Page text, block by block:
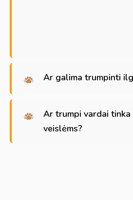
Ar galima trumpinti
Ar trumpi vardai tinka
veislėms?